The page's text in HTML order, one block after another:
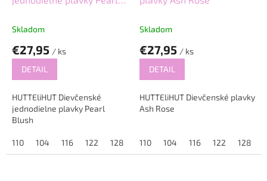
Skladom
€27,95 / ks
DETAIL
HUTTEliHUT Dievčenské
jednodielne plavky Pearl
Blush
110 104 116 122 128
Skladom
€27,95 / ks
DETAIL
HUTTEliHUT Dievčenské plavky
Ash Rose
110 104 116 122 128